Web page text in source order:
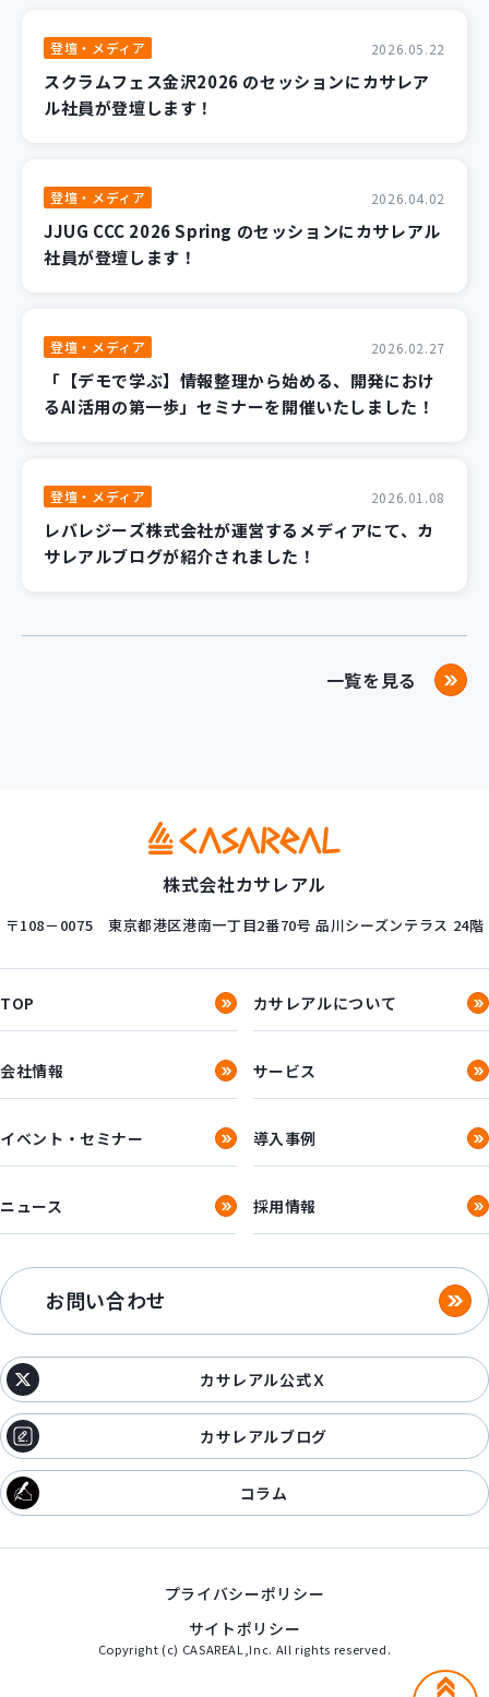
登壇・メディア 2026.05.22
スクラムフェス金沢2026 のセッションにカサレア
ル社員が登壇します！
登壇・メディア 2026.04.02
JJUG CCC 2026 Spring のセッションにカサレアル
社員が登壇します！
登壇・メディア 2026.02.27
「【デモで学ぶ】情報整理から始める、開発におけ
るAI活用の第一歩」セミナーを開催いたしました！
登壇・メディア 2026.01.08
レバレジーズ株式会社が運営するメディアにて、カ
サレアルブログが紹介されました！
一覧を見る
株式会社カサレアル
〒108－0075 東京都港区港南一丁目2番70号 品川シーズンテラス 24階
TOP カサレアルについて
会社情報 サービス
イベント・セミナー 導入事例
ニュース 採用情報
お問い合わせ
カサレアル公式Ｘ
カサレアルブログ
コラム
プライバシーポリシー
サイトポリシー
Copyright (c) CASAREAL,Inc. All rights reserved.